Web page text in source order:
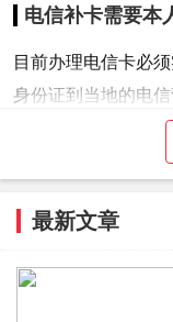
电信补卡需要本
目前办理电信卡必
身份证到当地的电
中国电信提供最优
直接通过电信网上
最新文章